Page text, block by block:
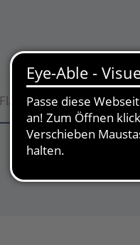
Fläche
Fläche